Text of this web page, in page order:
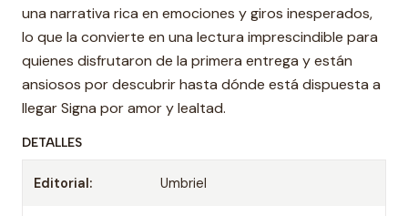
una narrativa rica en emociones y giros inesperados,
lo que la convierte en una lectura imprescindible para
quienes disfrutaron de la primera entrega y están
ansiosos por descubrir hasta dónde está dispuesta a
llegar Signa por amor y lealtad.
DETALLES
Editorial: Umbriel